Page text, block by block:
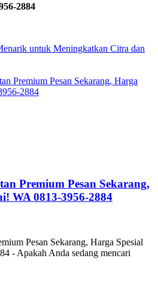
2884
untuk Meningkatkan Citra dan
Premium Pesan Sekarang, Harga
2884
Premium Pesan Sekarang,
WA 0813-3956-2884
Pesan Sekarang, Harga Spesial
- Apakah Anda sedang mencari